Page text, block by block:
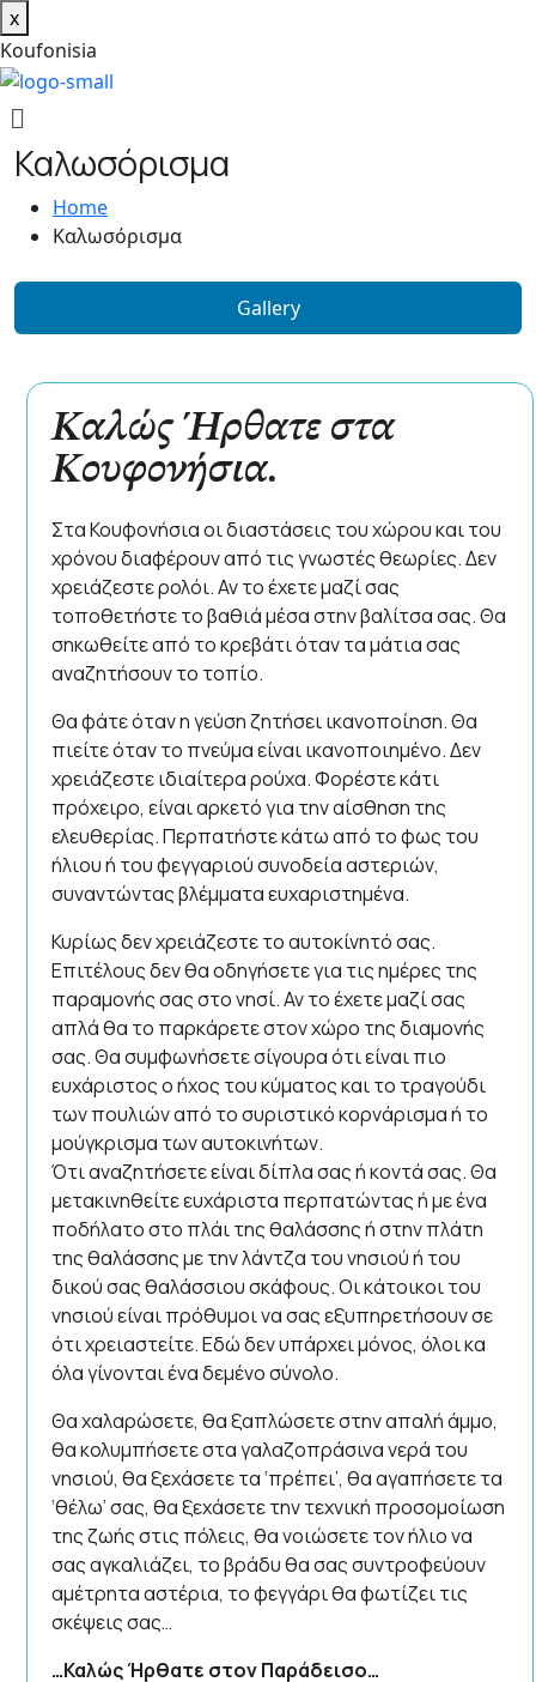
x
Koufonisia
Καλωσόρισμα
Home
Καλωσόρισμα
Gallery
Καλώς Ήρθατε στα
Κουφονήσια.
Στα Κουφονήσια οι διαστάσεις του χώρου και του
χρόνου διαφέρουν από τις γνωστές θεωρίες. Δεν
χρειάζεστε ρολόι. Αν το έχετε μαζί σας
τοποθετήστε το βαθιά μέσα στην βαλίτσα σας. Θα
σηκωθείτε από το κρεβάτι όταν τα μάτια σας
αναζητήσουν το τοπίο.
Θα φάτε όταν η γεύση ζητήσει ικανοποίηση. Θα
πιείτε όταν το πνεύμα είναι ικανοποιημένο. Δεν
χρειάζεστε ιδιαίτερα ρούχα. Φορέστε κάτι
πρόχειρο, είναι αρκετό για την αίσθηση της
ελευθερίας. Περπατήστε κάτω από το φως του
ήλιου ή του φεγγαριού συνοδεία αστεριών,
συναντώντας βλέμματα ευχαριστημένα.
Κυρίως δεν χρειάζεστε το αυτοκίνητό σας.
Επιτέλους δεν θα οδηγήσετε για τις ημέρες της
παραμονής σας στο νησί. Αν το έχετε μαζί σας
απλά θα το παρκάρετε στον χώρο της διαμονής
σας. Θα συμφωνήσετε σίγουρα ότι είναι πιο
ευχάριστος ο ήχος του κύματος και το τραγούδι
των πουλιών από το συριστικό κορνάρισμα ή το
μούγκρισμα των αυτοκινήτων.
Ότι αναζητήσετε είναι δίπλα σας ή κοντά σας. Θα
μετακινηθείτε ευχάριστα περπατώντας ή με ένα
ποδήλατο στο πλάι της θαλάσσης ή στην πλάτη
της θαλάσσης με την λάντζα του νησιού ή του
δικού σας θαλάσσιου σκάφους. Οι κάτοικοι του
νησιού είναι πρόθυμοι να σας εξυπηρετήσουν σε
ότι χρειαστείτε. Εδώ δεν υπάρχει μόνος, όλοι κα
όλα γίνονται ένα δεμένο σύνολο.
Θα χαλαρώσετε, θα ξαπλώσετε στην απαλή άμμο,
θα κολυμπήσετε στα γαλαζοπράσινα νερά του
νησιού, θα ξεχάσετε τα ‘πρέπει’, θα αγαπήσετε τα
‘θέλω’ σας, θα ξεχάσετε την τεχνική προσομοίωση
της ζωής στις πόλεις, θα νοιώσετε τον ήλιο να
σας αγκαλιάζει, το βράδυ θα σας συντροφεύουν
αμέτρητα αστέρια, το φεγγάρι θα φωτίζει τις
σκέψεις σας…
…Καλώς Ήρθατε στον Παράδεισο…